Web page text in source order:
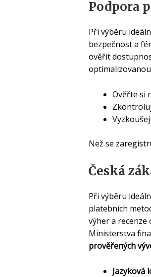
Podpora
Při výběru
bezpečnost a
ověřit
Ověřte si
Než se
Česká
Při výběru
platebních
výher a
Ministerstva
prověřených
Jazyková